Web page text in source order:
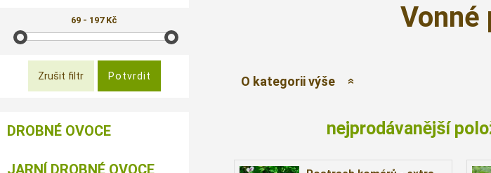
Vonné
O kategorii výše
nejprodávanější
69 - 197 Kč
DROBNÉ OVOCE
JARNÍ DROBNÉ OVOCE